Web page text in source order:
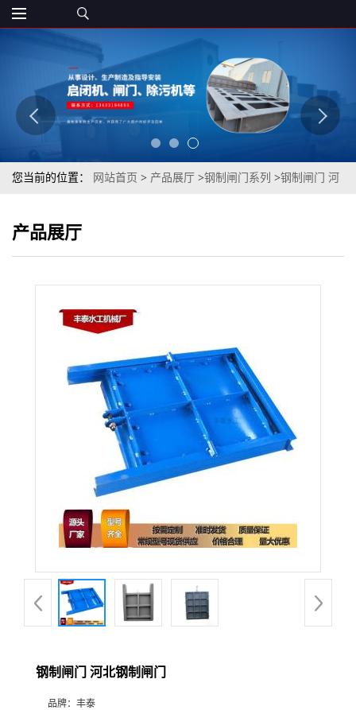
您当前的位置： 网站首页 > 产品展厅 >钢制闸门系列 >钢制闸门 河
产品展厅
钢制闸门 河北钢制闸门
品牌： 丰泰